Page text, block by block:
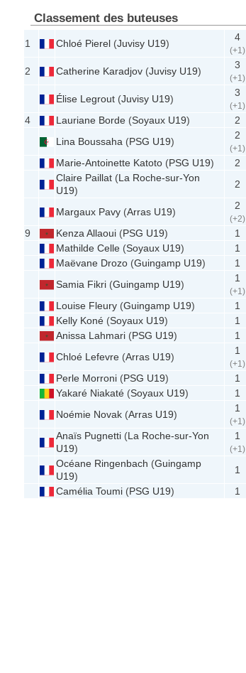
Classement des buteuses
1 Chloé Pierel (Juvisy U19)
4
(+1)
2 Catherine Karadjov (Juvisy U19)
3
(+1)
Élise Legrout (Juvisy U19)
3
(+1)
4 Lauriane Borde (Soyaux U19)
2
Lina Boussaha (PSG U19)
2
(+1)
Marie-Antoinette Katoto (PSG U19)
2
Claire Paillat (La Roche-sur-Yon
U19)
2
Margaux Pavy (Arras U19)
2
(+2)
9 Kenza Allaoui (PSG U19)
1
Mathilde Celle (Soyaux U19)
1
Maëvane Drozo (Guingamp U19)
1
Samia Fikri (Guingamp U19)
1
(+1)
Louise Fleury (Guingamp U19)
1
Kelly Koné (Soyaux U19)
1
Anissa Lahmari (PSG U19)
1
Chloé Lefevre (Arras U19)
1
(+1)
Perle Morroni (PSG U19)
1
Yakaré Niakaté (Soyaux U19)
1
Noémie Novak (Arras U19)
1
(+1)
Anaïs Pugnetti (La Roche-sur-Yon
U19)
1
(+1)
Océane Ringenbach (Guingamp
U19)
1
Camélia Toumi (PSG U19) 1